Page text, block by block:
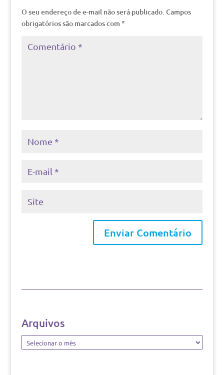
O seu endereço de e-mail não será publicado. Campos
obrigatórios são marcados com *
Arquivos
Arquivos